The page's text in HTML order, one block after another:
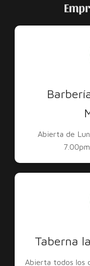
Abierta de
Taberna
Abierta todos los